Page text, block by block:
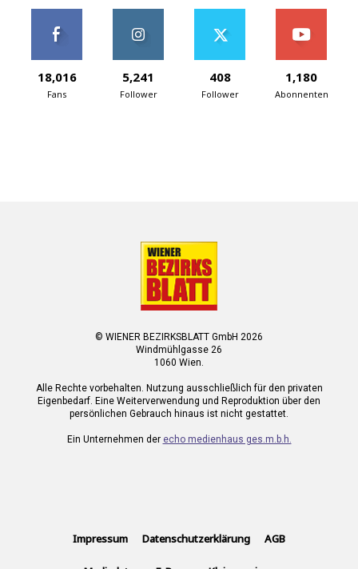
18,016
Fans
5,241
Follower
408
Follower
1,180
Abonnenten
© WIENER BEZIRKSBLATT GmbH 2026
Windmühlgasse 26
1060 Wien.
Alle Rechte vorbehalten. Nutzung ausschließlich für den privaten
Eigenbedarf. Eine Weiterverwendung und Reproduktion über den
persönlichen Gebrauch hinaus ist nicht gestattet.
Ein Unternehmen der echo medienhaus ges.m.b.h.
Impressum Datenschutzerklärung AGB